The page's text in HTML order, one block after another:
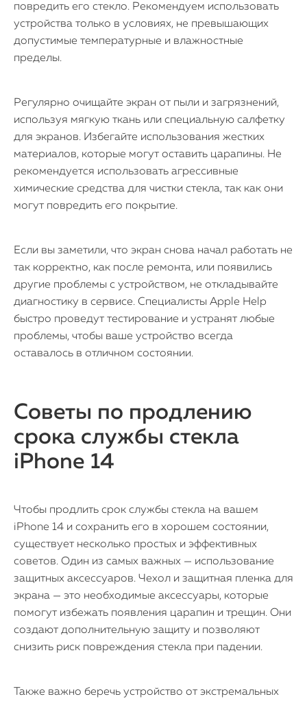
повредить его стекло. Рекомендуем использовать
устройства только в условиях, не превышающих
допустимые температурные и влажностные
пределы.
Регулярно очищайте экран от пыли и загрязнений,
используя мягкую ткань или специальную салфетку
для экранов. Избегайте использования жестких
материалов, которые могут оставить царапины. Не
рекомендуется использовать агрессивные
химические средства для чистки стекла, так как они
могут повредить его покрытие.
Если вы заметили, что экран снова начал работать не
так корректно, как после ремонта, или появились
другие проблемы с устройством, не откладывайте
диагностику в сервисе. Специалисты Apple Help
быстро проведут тестирование и устранят любые
проблемы, чтобы ваше устройство всегда
оставалось в отличном состоянии.
Советы по продлению
срока службы стекла
iPhone 14
Чтобы продлить срок службы стекла на вашем
iPhone 14 и сохранить его в хорошем состоянии,
существует несколько простых и эффективных
советов. Один из самых важных — использование
защитных аксессуаров. Чехол и защитная пленка для
экрана — это необходимые аксессуары, которые
помогут избежать появления царапин и трещин. Они
создают дополнительную защиту и позволяют
снизить риск повреждения стекла при падении.
Также важно беречь устройство от экстремальных